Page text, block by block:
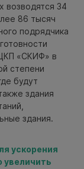
возводятся 34
86 тысяч
подрядчика
«СКИФ» в
степени
будут
здания
здания.
ускорения
увеличить